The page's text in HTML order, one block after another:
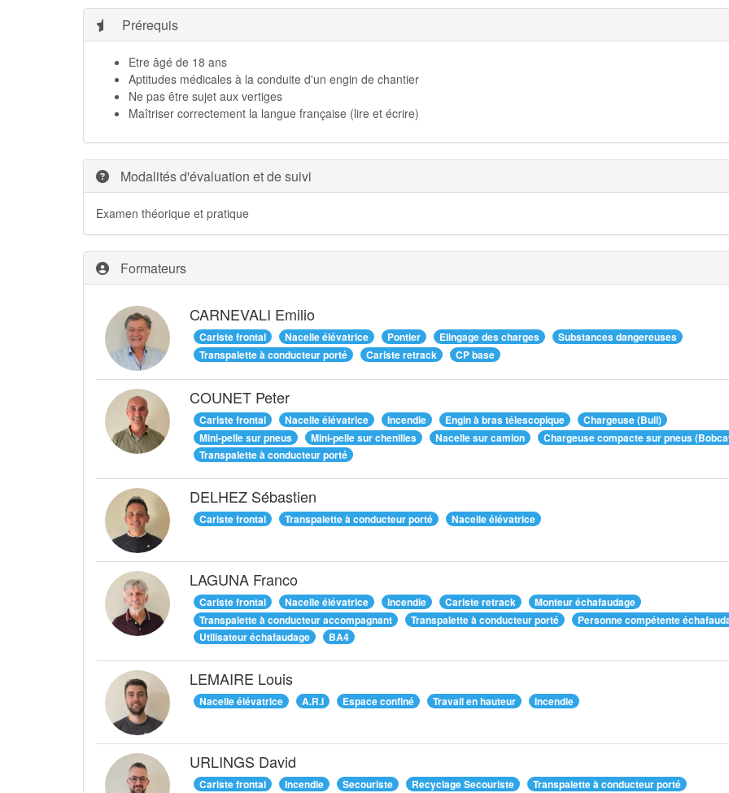
Prérequis
Etre âgé de 18 ans
Aptitudes médicales à la conduite d'un engin de chantier
Ne pas être sujet aux vertiges
Maîtriser correctement la langue française (lire et écrire)
Modalités d'évaluation et de suivi
Examen théorique et pratique
Formateurs
CARNEVALI Emilio
Cariste frontal Nacelle élévatrice Pontier Elingage des charges
Substances dangereuses
Transpalette à conducteur porté
Cariste retrack CP base
COUNET Peter
Cariste frontal Nacelle élévatrice Incendie Engin à bras télescopique
Chargeuse (Bull)
Mini-pelle sur pneus
Mini-pelle sur chenilles Nacelle sur camion
Chargeuse compacte sur pneus
Transpalette à conducteur porté
DELHEZ Sébastien
Cariste frontal Transpalette à conducteur porté Nacelle élévatrice
LAGUNA Franco
Cariste frontal Nacelle élévatrice Incendie Cariste retrack
Monteur échafaudage
Transpalette à conducteur accompagnant
Transpalette à conducteur porté
Personne compétente
Utilisateur échafaudage
BA4
LEMAIRE Louis
Nacelle élévatrice A.R.I Espace confiné Travail en hauteur Incendie
URLINGS David
Cariste frontal Incendie Secouriste Recyclage Secouriste
Transpalette à conducteur porté